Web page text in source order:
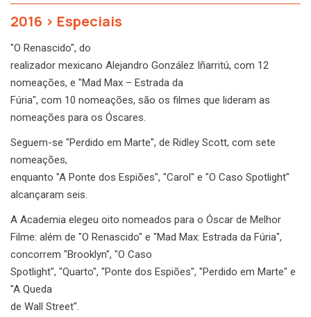
2016 > Especiais
"O Renascido", do
realizador mexicano Alejandro González Iñarritú, com 12
nomeações, e "Mad Max – Estrada da
Fúria", com 10 nomeações, são os filmes que lideram as
nomeações para os Óscares.
Seguem-se "Perdido em Marte", de Ridley Scott, com sete
nomeações,
enquanto "A Ponte dos Espiões", "Carol" e "O Caso Spotlight"
alcançaram seis.
A Academia elegeu oito nomeados para o Óscar de Melhor
Filme: além de "O Renascido" e "Mad Max: Estrada da Fúria",
concorrem "Brooklyn", "O Caso
Spotlight", "Quarto", "Ponte dos Espiões", "Perdido em Marte" e
"A Queda
de Wall Street".